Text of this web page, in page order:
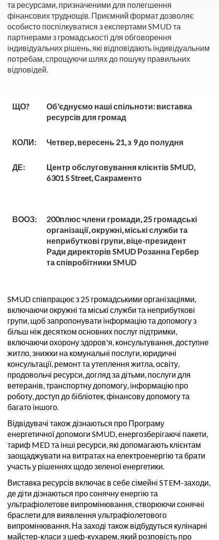
та ресурсами, призначеними для полегшення
фінансових труднощів. Приємний формат дозволяє
особисто поспілкуватися з експертами SMUD та
партнерами з громадськості для обговорення
індивідуальних рішень, які відповідають індивідуальним
потребам, спрощуючи шлях до пошуку правильних
відповідей.
ЩО?
Об'єднуємо наші спільноти: виставка
ресурсів для громад
КОЛИ: Четвер, вересень 21, з 9 до полудня
ДЕ:
Центр обслуговування клієнтів SMUD,
6301 S Street, Сакраменто
ВООЗ:
200плюс члени громади, 25 громадські
організації, окружні, міські служби та
неприбуткові групи, віце-президент
Ради директорів SMUD Розанна Гербер
та співробітники SMUD
SMUD співпрацює з 25 громадськими організаціями,
включаючи окружні та міські служби та неприбуткові
групи, щоб запропонувати інформацію та допомогу з
більш ніж десятком основних послуг підтримки,
включаючи охорону здоров'я, консультування, доступне
житло, знижки на комунальні послуги, юридичні
консультації, ремонт та утеплення житла, освіту,
продовольчі ресурси, догляд за дітьми, послуги для
ветеранів, транспортну допомогу, інформацію про
роботу, доступ до бібліотек, фінансову допомогу та
багато іншого.
Відвідувачі також дізнаються про Програму
енергетичної допомоги SMUD, енергозберігаючі пакети,
тариф MED та інші ресурси, які допомагають клієнтам
заощаджувати на витратах на електроенергію та брати
участь у рішеннях щодо зеленої енергетики.
Виставка ресурсів включає в себе сімейні STEM-заходи,
де діти дізнаються про сонячну енергію та
ультрафіолетове випромінювання, створюючи сонячні
браслети для виявлення ультрафіолетового
випромінювання. На заході також відбудуться кулінарні
майстер-класи з шеф-кухарем, який розповість про